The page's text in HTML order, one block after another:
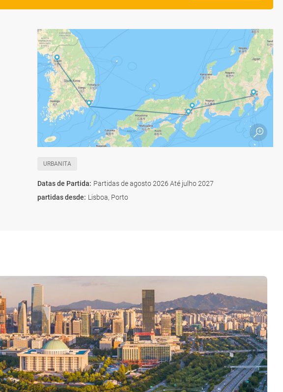
URBANITA
Datas de Partida: Partidas de agosto 2026 Até julho 2027
partidas desde: Lisboa, Porto